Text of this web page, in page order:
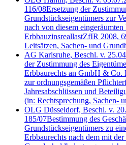
116/08Ersetzung der
Grundstückseigentümers zur
nach von diesem
ErbbauzinsreallastZfIR 2008,
Leitsätzen, Sachen- und
AG Karlsruhe, Beschl. v.
der Zustimmung des
Erbbaurechts an GmbH &
zur ordnungsgemäßen
Jahresabschlüssen und
(in: Rechtsprechung, Sachen-
OLG Düsseldorf, Beschl. v.
185/07Bestimmung des
Grundstückseigentümers zu
Erbbaurechts nach dem mit